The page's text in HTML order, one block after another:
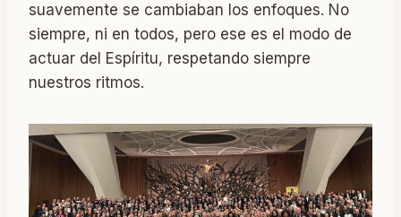
suavemente se cambiaban los enfoques. No
siempre, ni en todos, pero ese es el modo de
actuar del Espíritu, respetando siempre
nuestros ritmos.